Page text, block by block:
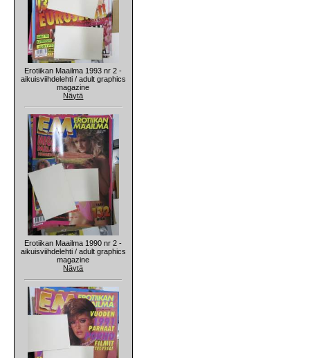
Erotiikan Maailma 1993 nr 2 -
aikuisviihdelehti / adult graphics
magazine
Näytä
Erotiikan Maailma 1990 nr 2 -
aikuisviihdelehti / adult graphics
magazine
Näytä